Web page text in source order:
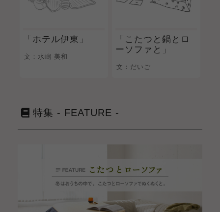
「ホテル伊東」
文：水嶋 美和
「こたつと鍋とロ
ーソファと」
文：だいご
特集 - FEATURE -